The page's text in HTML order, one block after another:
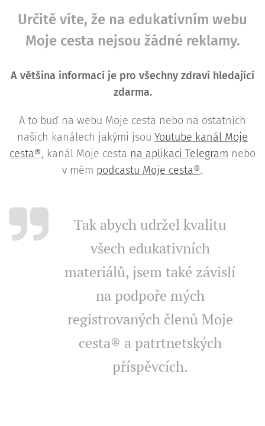
Určitě víte, že na edukativním webu
Moje cesta nejsou žádné reklamy.
A většina informací je pro všechny zdraví hledající
zdarma.
A to buď na webu Moje cesta nebo na ostatních
našich kanálech jakými jsou Youtube kanál Moje
cesta®, kanál Moje cesta na aplikaci Telegram nebo
v mém podcastu Moje cesta®.
Tak abych udržel kvalitu
všech edukativních
materiálů, jsem také závislí
na podpoře mých
registrovaných členů Moje
cesta® a patrtnetských
příspěvcích.